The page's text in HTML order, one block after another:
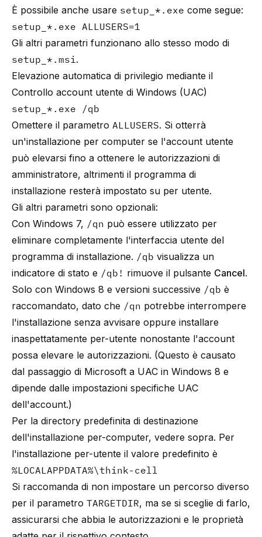
È possibile anche usare setup_*.exe come segue:
setup_*.exe ALLUSERS=1
Gli altri parametri funzionano allo stesso modo di
setup_*.msi.
Elevazione automatica di privilegio mediante il
Controllo account utente di Windows (UAC)
setup_*.exe /qb
Omettere il parametro ALLUSERS. Si otterrà
un'installazione per computer se l'account utente
può elevarsi fino a ottenere le autorizzazioni di
amministratore, altrimenti il programma di
installazione resterà impostato su per utente.
Gli altri parametri sono opzionali:
Con Windows 7, /qn può essere utilizzato per
eliminare completamente l'interfaccia utente del
programma di installazione. /qb visualizza un
indicatore di stato e /qb! rimuove il pulsante Cancel.
Solo con Windows 8 e versioni successive /qb è
raccomandato, dato che /qn potrebbe interrompere
l'installazione senza avvisare oppure installare
inaspettatamente per-utente nonostante l'account
possa elevare le autorizzazioni. (Questo è causato
dal passaggio di Microsoft a UAC in Windows 8 e
dipende dalle impostazioni specifiche UAC
dell'account.)
Per la directory predefinita di destinazione
dell'installazione per-computer, vedere sopra. Per
l'installazione per-utente il valore predefinito è
%LOCALAPPDATA%\think-cell
Si raccomanda di non impostare un percorso diverso
per il parametro TARGETDIR, ma se si sceglie di farlo,
assicurarsi che abbia le autorizzazioni e le proprietà